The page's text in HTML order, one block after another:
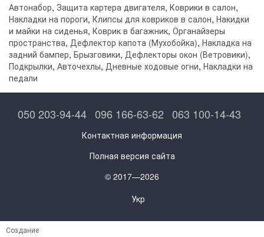
Автонабор, Защита картера двигателя, Коврики в салон,
Накладки на пороги, Клипсы для ковриков в салон, Накидки
и майки на сиденья, Коврик в багажник, Органайзеры
пространства, Дефлектор капота (Мухобойка), Накладка на
задний бампер, Брызговики, Дефлекторы окон (Ветровики),
Подкрылки, Авточехлы, Дневные ходовые огни, Накладки на
педали
050 203-94-44 096 166-63-62 063 100-14-43
Контактная информация
Полная версия сайта
© 2017—2026
Укр
Создание